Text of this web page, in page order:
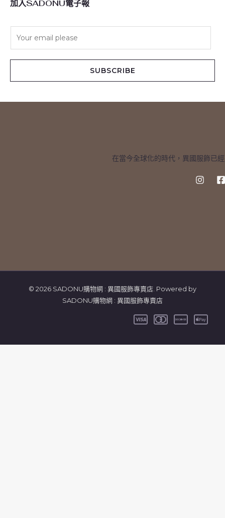
加入SADONU電子報
SUBSCRIBE
在當今全球化的時代，異國服飾已
© 2026 SADONU購物網 : 異國服飾專賣店. Powered by
SADONU購物網 : 異國服飾專賣店